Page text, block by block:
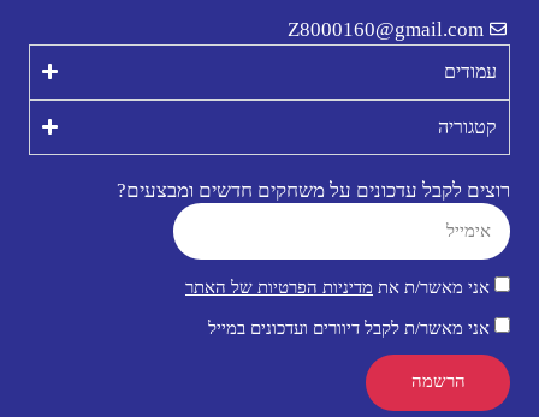
Z8000160@gmail.com
עמודים
קטגוריה
רוצים לקבל עדכונים על משחקים חדשים ומבצעים?
אני מאשר/ת את מדיניות הפרטיות של האתר
אני מאשר/ת לקבל דיוורים ועדכונים במייל
הרשמה